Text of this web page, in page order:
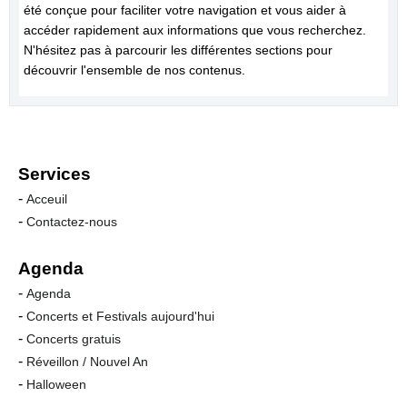
été conçue pour faciliter votre navigation et vous aider à
accéder rapidement aux informations que vous recherchez.
N'hésitez pas à parcourir les différentes sections pour
découvrir l'ensemble de nos contenus.
Services
- Acceuil
- Contactez-nous
Agenda
- Agenda
- Concerts et Festivals aujourd'hui
- Concerts gratuis
- Réveillon / Nouvel An
- Halloween